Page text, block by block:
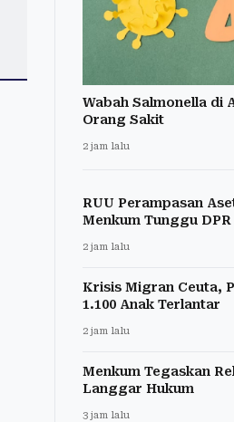
Wabah Salmonella di
Orang Sakit
2 jam lalu
RUU Perampasan
Menkum Tunggu DPR
2 jam lalu
Krisis Migran Ceuta,
1.100 Anak Terlantar
2 jam lalu
Menkum Tegaskan
Langgar Hukum
3 jam lalu